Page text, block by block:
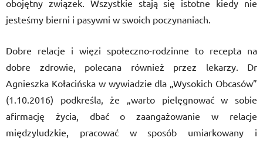
obojętny związek. Wszystkie stają się istotne kiedy nie
jesteśmy bierni i pasywni w swoich poczynaniach.
Dobre relacje i więzi społeczno-rodzinne to recepta na
dobre zdrowie, polecana również przez lekarzy. Dr
Agnieszka Kołacińska w wywiadzie dla „Wysokich Obcasów”
(1.10.2016) podkreśla, że „warto pielęgnować w sobie
afirmację życia, dbać o zaangażowanie w relacje
międzyludzkie, pracować w sposób umiarkowany i